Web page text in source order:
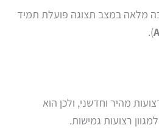
מלאה במצב תצוגה פועלת תמיד
).
מהיר וחדשני, ולכן הוא
רצועות גמישות.